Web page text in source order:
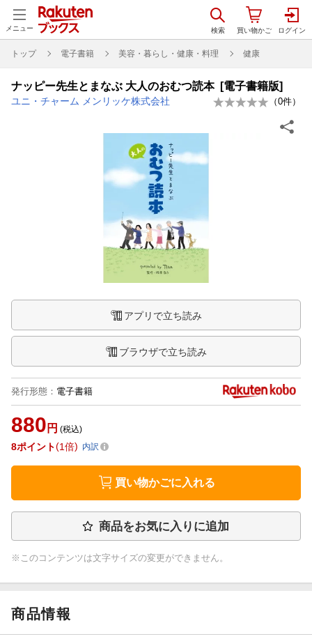
メニュー
トップ 電子書籍 美容・暮らし・健康・料理 健康
ナッピー先生とまなぶ 大人のおむつ読本 [電子書籍版]
ユニ・チャーム メンリッケ株式会社 （0件）
アプリで立ち読み
ブラウザで立ち読み
発行形態 ： 電子書籍
880 円 (税込)
8ポイント 1倍 内訳
買い物かごに入れる
商品をお気に入りに追加
※このコンテンツは文字サイズの変更ができません。
商品情報